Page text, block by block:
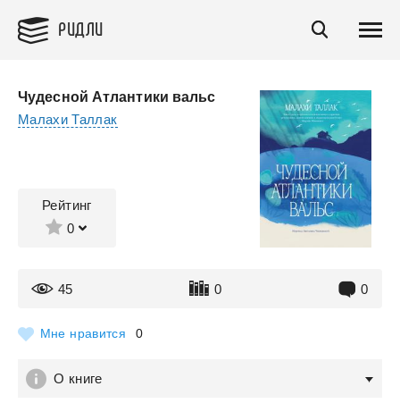
РИДЛИ
Чудесной Атлантики вальс
Малахи Таллак
Рейтинг
0
45 0 0
Мне нравится 0
О книге